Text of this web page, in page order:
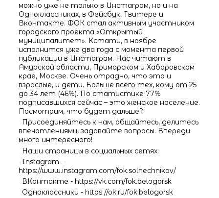
можно уже не только в Инстаграм, но и на
Одноклассниках, в Фейсбук, Твитере и
Вконтакте. ФОК стал активным участником
городского проекта «Открытый
муниципалитет». Кстати, в ноябре
исполнится уже два года с момента первой
публикации в Инстаграм. Нас читают в
Амурской области, Приморском и Хабаровском
крае, Москве. Очень отрадно, что это и
взрослые, и дети. Больше всего тех, кому от 25
до 34 лет (46%). По статистике 77%
подписавшихся сейчас – это женское население.
Посмотрим, что будет дальше?
Присоединяйтесь к нам, общайтесь, делитесь
впечатлениями, задавайте вопросы. Впереди
много интересного!
Наши страницы в социальных сетях:
Instagram -
https://www.instagram.com/fok.solnechnikov/
ВКонтакте - https://vk.com/fok.belogorsk
Одноклассники - https://ok.ru/fok.belogorsk